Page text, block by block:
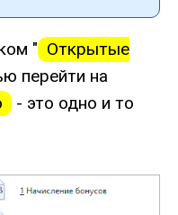
" Открытые
перейти на
- это одно и то